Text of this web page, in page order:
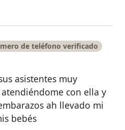
de teléfono verificado
asistentes muy
con ella y
ah llevado mi
bebés